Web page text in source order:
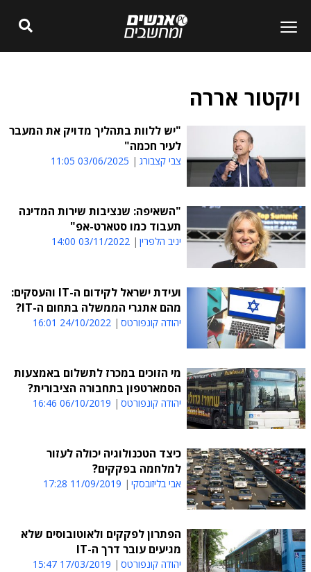
ויקטור אררה
"יש ללוות בתהליך מדויק את המעבר
לעיר חכמה"
צבי קצבורג 03/06/2025 11:05
"השאיפה: שנציבות שירות המדינה
תעבוד כמו סטארט-אפ"
יניב הלפרין 03/11/2022 14:00
ועידת ישראל לקידום ה-IT והעסקים:
מהם אתגרי הממשלה בתחום ה-IT?
יהודה קונפורטס 24/10/2022 16:01
מי הזוכים במכרז לתשלום באמצעות
הסמארטפון בתחבורה הציבורית?
יהודה קונפורטס 06/10/2019 16:46
כיצד הטכנולוגיה יכולה לעזור
למלחמה בפקקים?
אבי בליזובסקי 11/09/2019 17:28
הפתרון לפקקים ולאוטובוסים שלא
מגיעים עובר דרך ה-IT
יהודה קונפורטס 17/03/2019 15:47